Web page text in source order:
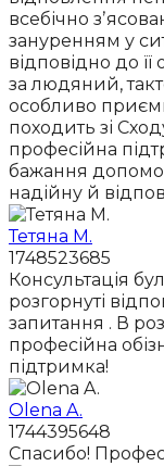
всебічно
зануренням у
відповідно до
за людяний,
особливо
походить зі
професійна
бажання
надійну й
Тетяна М.
1748523685
Консультація
розгорнуті
запитання . В
професійна
підтримка!
Olena A.
1744395648
Спасибо!